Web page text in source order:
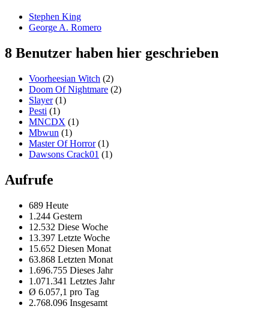
Stephen King
George A. Romero
8 Benutzer haben hier geschrieben
Voorheesian Witch (2)
Doom Of Nightmare (2)
Slayer(1)
Pesti (1)
MNCDX (1)
Mbwun (1)
Master Of Horror(1)
Dawsons Crack01 (1)
Aufrufe
689 Heute
1.244 Gestern
12.532 Diese Woche
13.397 Letzte Woche
15.652 Diesen Monat
63.868 Letzten Monat
1.696.755 Dieses Jahr
1.071.341 Letztes Jahr
Ø 6.057,1 pro Tag
2.768.096 Insgesamt